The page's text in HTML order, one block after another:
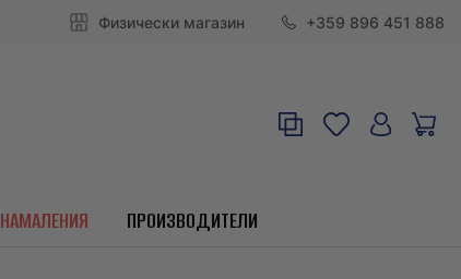
Физически магазин +359 896 451 888
НАМАЛЕНИЯ ПРОИЗВОДИТЕЛИ